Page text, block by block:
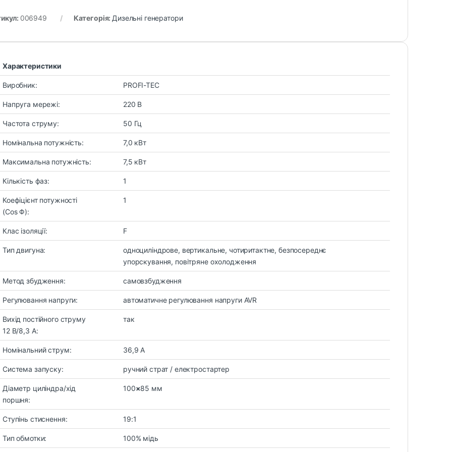
006949 Категорія: Дизельні генератори
Характеристики
Виробник: PROFI-TEC
Напруга мережі: 220 В
Частота струму: 50 Гц
Номінальна потужність: 7,0 кВт
Максимальна потужність: 7,5 кВт
Кількість фаз: 1
Коефіцієнт потужності
(Cos Φ):
1
Клас ізоляції: F
Тип двигуна:
одноциліндрове, вертикальне, чотиритактне, безпосереднє
упорскування, повітряне охолодження
Метод збудження: самовзбудження
Регулювання напруги: автоматичне регулювання напруги AVR
Вихід постійного струму
12 В/8,3 А:
так
Номінальний струм: 36,9 А
Система запуску: ручний страт / електростартер
Діаметр циліндра/хід
поршня:
100×85 мм
Ступінь стиснення: 19:1
Тип обмотки: 100% мідь